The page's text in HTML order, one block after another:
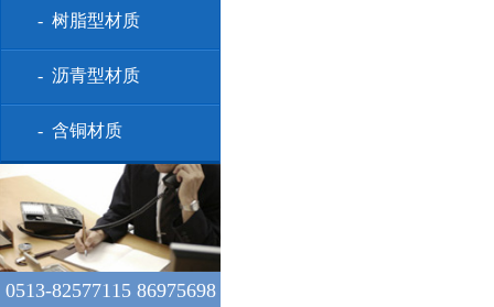
- 树脂型材质
- 沥青型材质
- 含铜材质
0513-82577115 86975698